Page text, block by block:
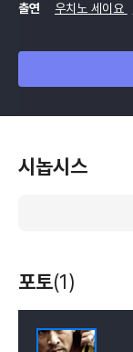
출연
우치노 세이요
시놉시스
포토(1)